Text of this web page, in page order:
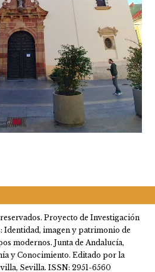
Proyecto de Investigación
Identidad, imagen y patrimonio de
modernos. Junta de Andalucía,
y Conocimiento. Editado por la
Sevilla. ISSN: 2951-6560